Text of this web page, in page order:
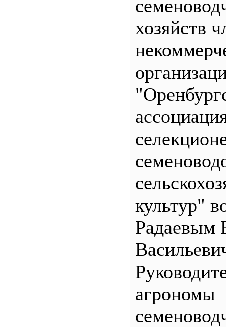
хозяйств
культур"
Радаевым
агрономы